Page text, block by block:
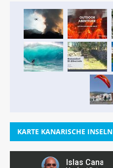
KARTE KANARISCHE INSELN